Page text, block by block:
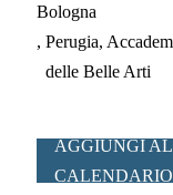
Bologna
Perugia,
delle Belle Arti
AGGIUNGI AL
CALENDARIO